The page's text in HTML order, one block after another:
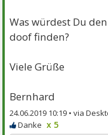
Was würdest Du
doof finden?
Viele Grüße
Bernhard
24.06.2019 10:19 •
x 5